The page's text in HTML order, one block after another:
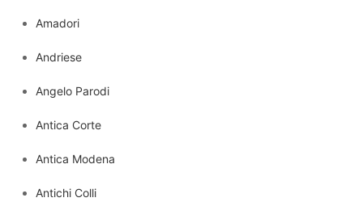
Amadori
Andriese
Angelo Parodi
Antica Corte
Antica Modena
Antichi Colli